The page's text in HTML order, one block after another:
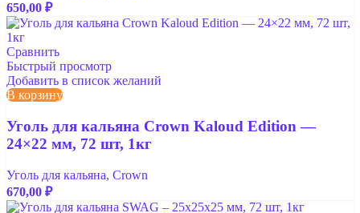
650,00 ₽
Сравнить
Быстрый просмотр
Добавить в список желаний
В корзину
Уголь для кальяна Crown Kaloud Edition —
24×22 мм, 72 шт, 1кг
Уголь для кальяна, Crown
670,00 ₽